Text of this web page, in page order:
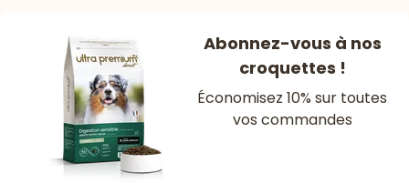
Abonnez-vous à nos
croquettes !
Économisez 10% sur toutes
vos commandes